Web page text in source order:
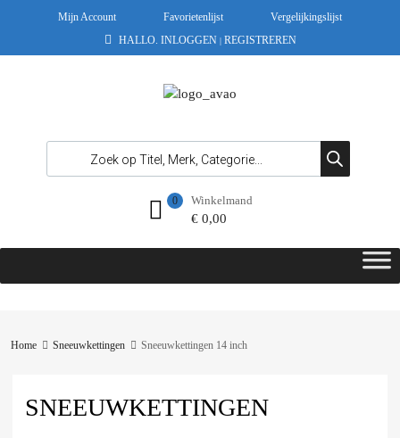
Mijn Account Favorietenlijst
Vergelijkingslijst
HALLO. INLOGGEN | REGISTREREN
Winkelmand
€0,00
0
Home Sneeuwkettingen Sneeuwkettingen 14 inch
SNEEUWKETTINGEN